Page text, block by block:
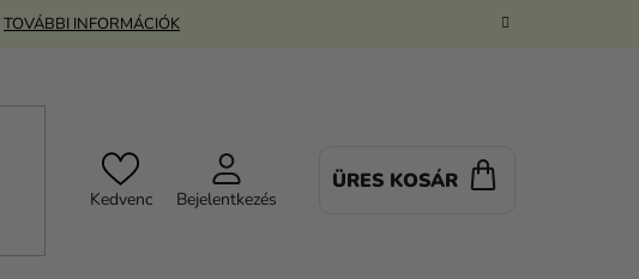
TOVÁBBI INFORMÁCIÓK
Kedvenc Bejelentkezés
ÜRES KOSÁR